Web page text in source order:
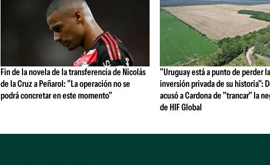
Fin de la novela de la transferencia de Nicolás
de la Cruz a Peñarol: "La operación no se
podrá concretar en este momento"
"Uruguay está a punto de perder
inversión privada de su historia":
acusó a Cardona de "trancar" la
de HIF Global